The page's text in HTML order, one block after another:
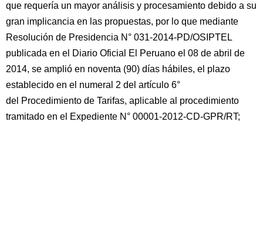
que requería un mayor análisis y procesamiento debido a su
gran implicancia en las propuestas, por lo que mediante
Resolución de Presidencia N° 031-2014-PD/OSIPTEL
publicada en el Diario Oficial El Peruano el 08 de abril de
2014, se amplió en noventa (90) días hábiles, el plazo
establecido en el numeral 2 del artículo 6°
del Procedimiento de Tarifas, aplicable al procedimiento
tramitado en el Expediente N° 00001-2012-CD-GPR/RT;